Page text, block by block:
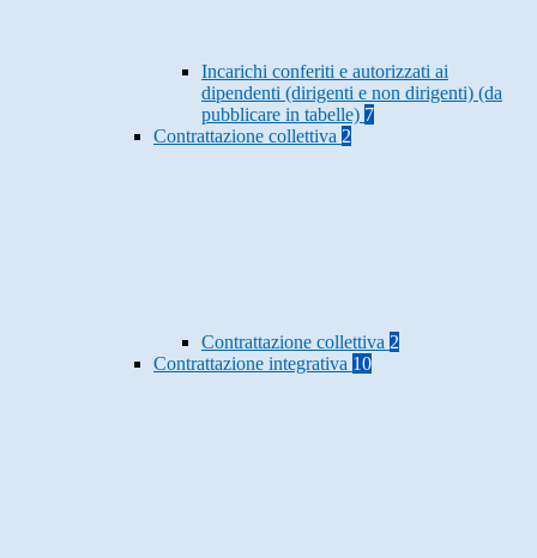
Incarichi conferiti e autorizzati ai
dipendenti (dirigenti e non dirigenti) (da
pubblicare in tabelle) 7
Contrattazione collettiva 2
Contrattazione collettiva 2
Contrattazione integrativa 10